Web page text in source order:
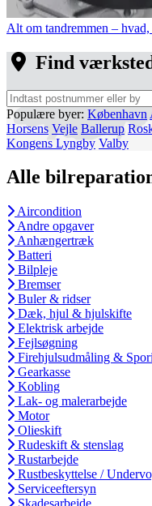
Alt om tandremmen –
Find
Populære byer: København
Horsens Vejle Ballerup
Kongens Lyngby Valby
Alle
Aircondition
Andre opgaver
Anhængertræk
Batteri
Bilpleje
Bremser
Buler & ridser
Dæk, hjul & hjulskifte
Elektrisk arbejde
Fejlsøgning
Firehjulsudmåling &
Gearkasse
Kobling
Lak- og malerarbejde
Motor
Olieskift
Rudeskift & stenslag
Rustarbejde
Rustbeskyttelse /
Serviceeftersyn